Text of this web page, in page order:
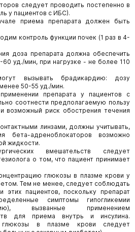
следует проводить постепенно в
у пациентов с ИБС).
приема препарата должен быть
контроль функции почек (1 раз в 4-
доза препарата должна обеспечить
уд./мин, при нагрузке - не более 110
вызывать брадикардию: дозу
50-55 уд./мин.
препарата у пациентов с
соотнести предполагаемую пользу
возможный риск обострения течения
линзами, должны учитывать,
бета-адреноблокаторов возможно
жидкости.
вмешательств следует
о том, что пациент принимает
глюкозы в плазме крови у
Тем не менее, следует соблюдать
этих пациентов, поскольку препарат
симптомы гипогликемии
вызванные применением
для приема внутрь и инсулина.
глюкозы в плазме крови следует